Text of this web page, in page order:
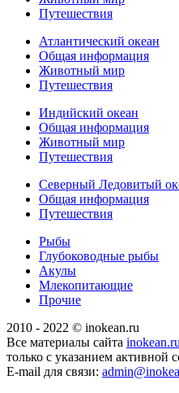
Путешествия
Атлантический океан
Общая информация
Животный мир
Путешествия
Индийский океан
Общая информация
Животный мир
Путешествия
Северный Ледовитый
Общая информация
Путешествия
Рыбы
Глубоководные рыбы
Акулы
Млекопитающие
Прочие
2010 - 2022 © inokean.ru
Все материалы сайта inokean.ru
только с указанием активной
E-mail для связи: